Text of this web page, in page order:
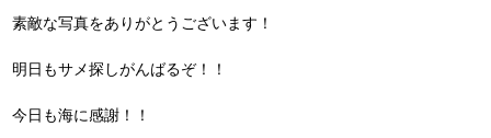
素敵な写真をありがとうございます！
明日もサメ探しがんばるぞ！！
今日も海に感謝！！